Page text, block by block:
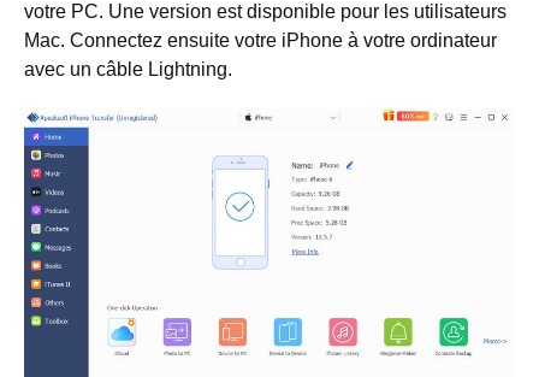
votre PC. Une version est disponible pour les utilisateurs
Mac. Connectez ensuite votre iPhone à votre ordinateur
avec un câble Lightning.